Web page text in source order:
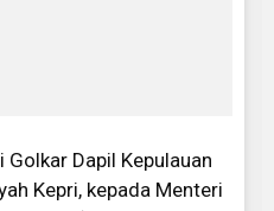
Golkar Dapil Kepulauan
Kepri, kepada Menteri